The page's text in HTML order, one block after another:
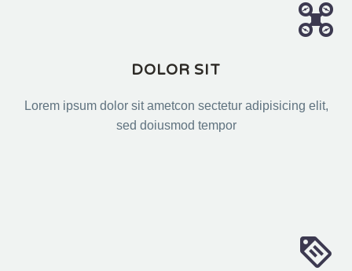


DOLOR SIT
Lorem ipsum dolor sit ametcon sectetur adipisicing elit,
sed doiusmod tempor

